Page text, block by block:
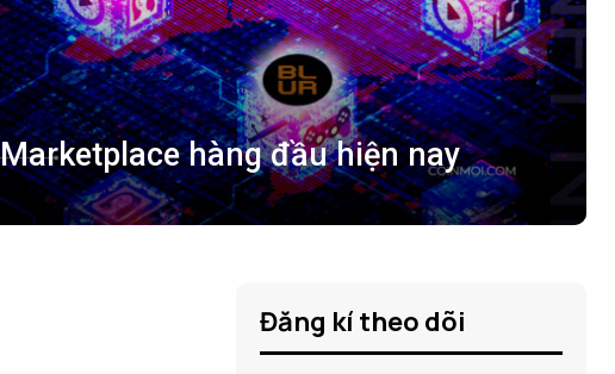
hàng đầu hiện nay
Đăng kí theo dõi